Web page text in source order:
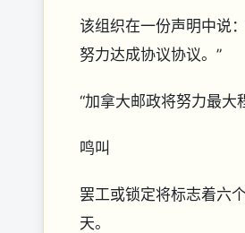
该组织在一份声明中说
努力达成协议协议。”
“加拿大邮政将努力最大
鸣叫
罢工或锁定将标志着六
天。